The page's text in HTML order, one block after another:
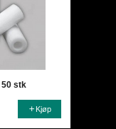
50 stk
Kjøp